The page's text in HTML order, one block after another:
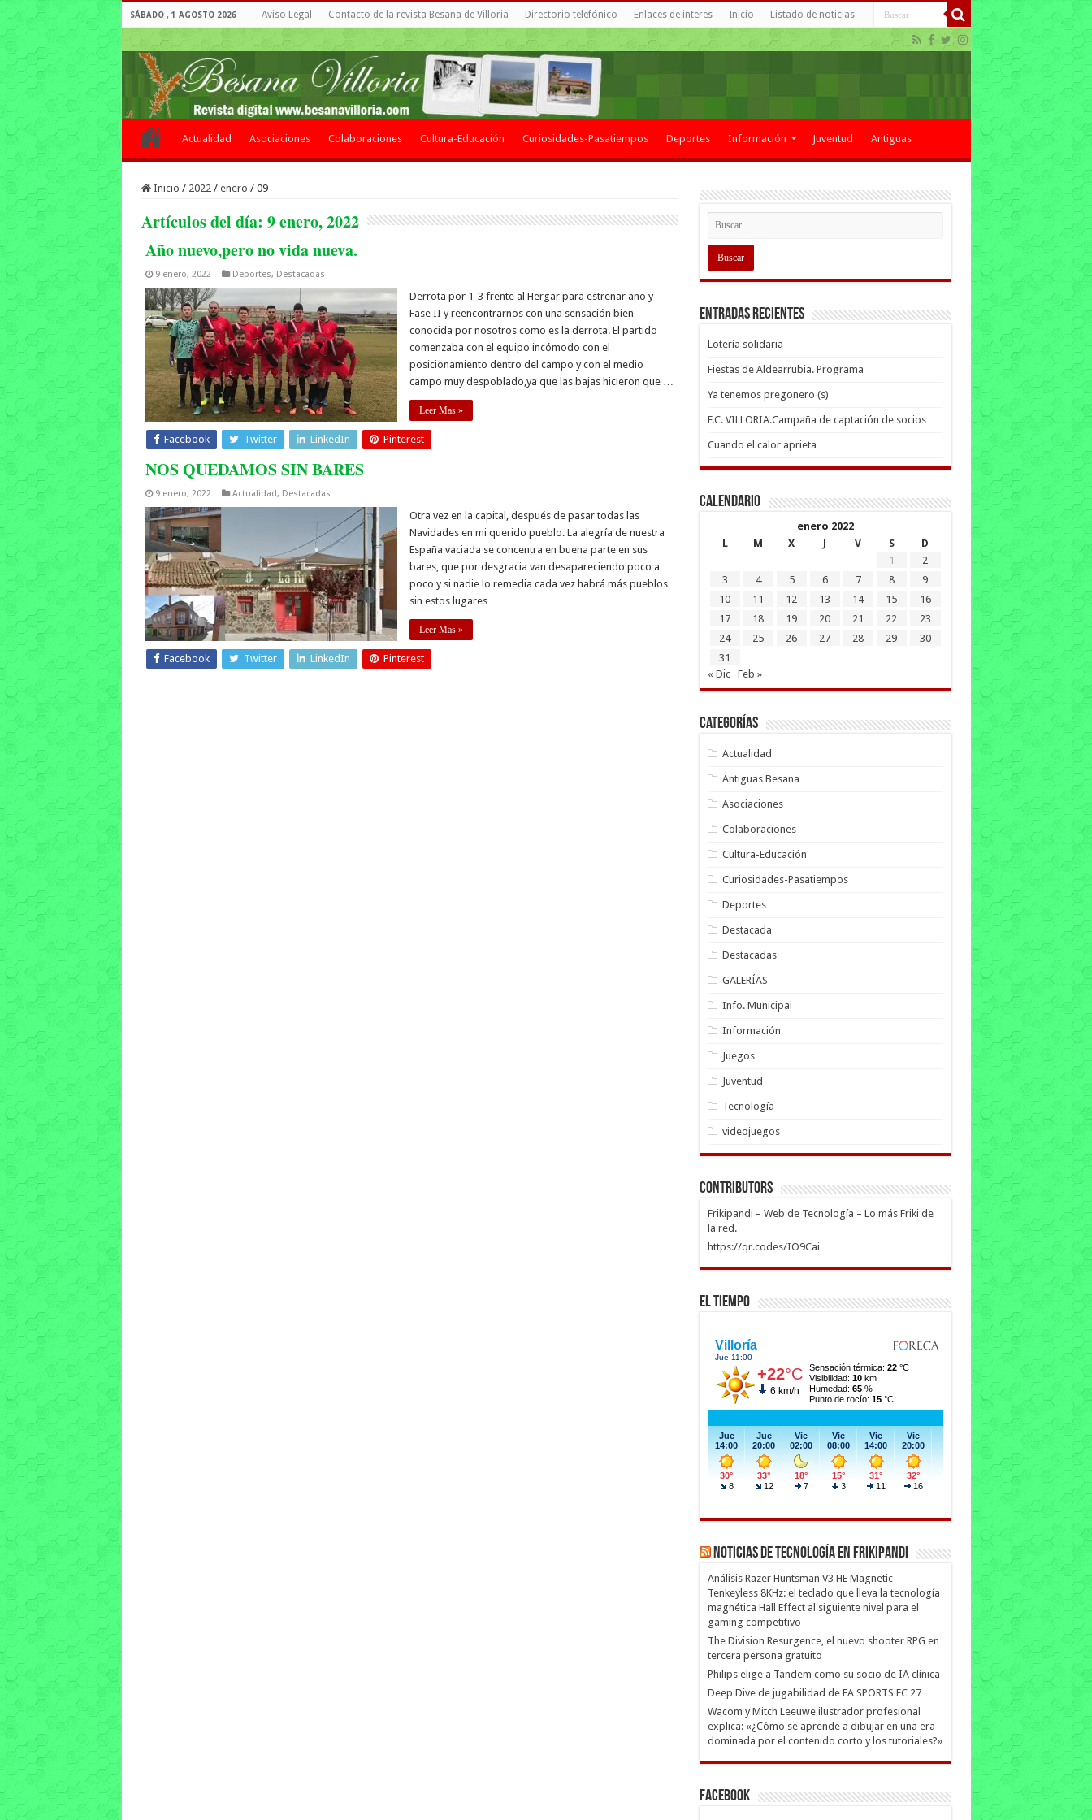
SÁBADO , 1 AGOSTO 2026 Aviso Legal Contacto de la revista Besana de Villoria Directorio telefónico Enlaces de interes Inicio Listado de noticias
Actualidad Asociaciones Colaboraciones Cultura-Educación Curiosidades-Pasatiempos Deportes Información Juventud Antiguas
Inicio / 2022 / enero / 09
Artículos del día: 9 enero, 2022
Año nuevo,pero no vida nueva.
9 enero, 2022 Deportes, Destacadas
Derrota por 1-3 frente al Hergar para estrenar año y
Fase II y reencontrarnos con una sensación bien
conocida por nosotros como es la derrota. El partido
comenzaba con el equipo incómodo con el
posicionamiento dentro del campo y con el medio
campo muy despoblado,ya que las bajas hicieron que …
Leer Mas »
Facebook Twitter LinkedIn Pinterest
NOS QUEDAMOS SIN BARES
9 enero, 2022 Actualidad, Destacadas
Otra vez en la capital, después de pasar todas las
Navidades en mi querido pueblo. La alegría de nuestra
España vaciada se concentra en buena parte en sus
bares, que por desgracia van desapareciendo poco a
poco y si nadie lo remedia cada vez habrá más pueblos
sin estos lugares …
Leer Mas »
Facebook Twitter LinkedIn Pinterest
Entradas recientes
Lotería solidaria
Fiestas de Aldearrubia. Programa
Ya tenemos pregonero (s)
F.C. VILLORIA.Campaña de captación de socios
Cuando el calor aprieta
Calendario
enero 2022
L
M X J V S
D
1
2
3
4 5 6 7 8
9
10
11 12 13 14 15
16
17
18 19 20 21 22
23
24
25 26 27 28 29
30
31
« Dic
Feb »
Categorías
Actualidad
Antiguas Besana
Asociaciones
Colaboraciones
Cultura-Educación
Curiosidades-Pasatiempos
Deportes
Destacada
Destacadas
GALERÍAS
Info. Municipal
Información
Juegos
Juventud
Tecnología
videojuegos
Contributors
Frikipandi – Web de Tecnología – Lo más Friki de
la red.
https://qr.codes/IO9Cai
El Tiempo
Noticias de Tecnología en Frikipandi
Análisis Razer Huntsman V3 HE Magnetic
Tenkeyless 8KHz: el teclado que lleva la tecnología
magnética Hall Effect al siguiente nivel para el
gaming competitivo
The Division Resurgence, el nuevo shooter RPG en
tercera persona gratuito
Philips elige a Tandem como su socio de IA clínica
Deep Dive de jugabilidad de EA SPORTS FC 27
Wacom y Mitch Leeuwe ilustrador profesional
explica: «¿Cómo se aprende a dibujar en una era
dominada por el contenido corto y los tutoriales?»
Facebook